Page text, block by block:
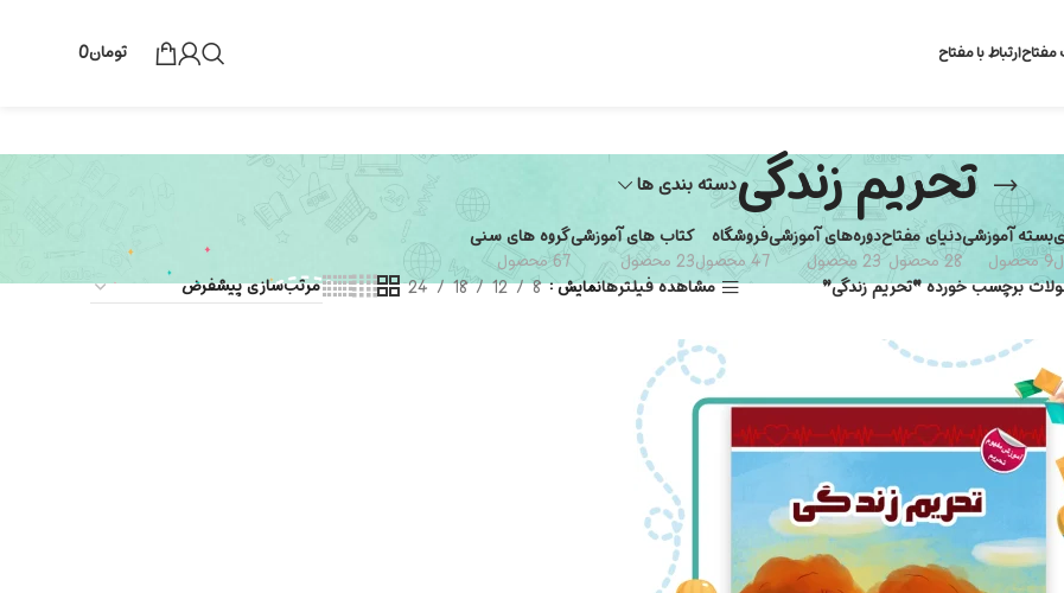
مفتاحارتباط با مفتاح تومان0
تحریم زندگیدسته بندی ها
بسته آموزشی
9 محصول
دنیای مفتاح
28 محصول
دوره‌های آموزشی
23 محصول
فروشگاه
47 محصول
کتاب های آموزشی
23 محصول
گروه های سنی
67 محصول
برچسب خورده “تحریم زندگی” مشاهده فیلترهانمایش 8
12
18
24